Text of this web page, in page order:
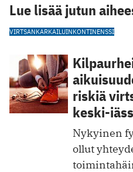
Lue lisää jutun
VIRTSANKARKAILUINKONTINENSSI
riskiä
keski-
Nykyinen
ollut